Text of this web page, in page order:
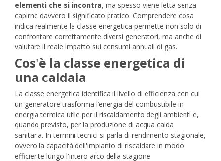
elementi che si incontra, ma spesso viene letta senza
capirne davvero il significato pratico. Comprendere cosa
indica realmente la classe energetica permette non solo di
confrontare correttamente diversi generatori, ma anche di
valutare il reale impatto sui consumi annuali di gas.
Cos'è la classe energetica di
una caldaia
La classe energetica identifica il livello di efficienza con cui
un generatore trasforma l’energia del combustibile in
energia termica utile per il riscaldamento degli ambienti e,
quando previsto, per la produzione di acqua calda
sanitaria. In termini tecnici si parla di rendimento stagionale,
ovvero la capacità dell'impianto di riscaldare in modo
efficiente lungo l'intero arco della stagione